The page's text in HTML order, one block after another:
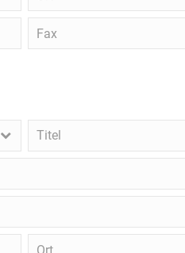
Fax
Titel
Titel
Ort